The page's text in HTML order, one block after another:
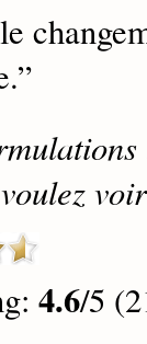
”
4.6/5